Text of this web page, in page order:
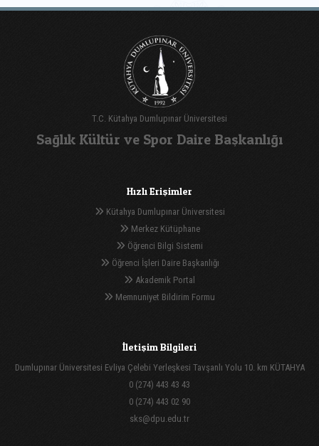
T.C. Kütahya Dumlupınar Üniversitesi
Sağlık Kültür ve Spor Daire Başkanlığı
Hızlı Erişimler
Kütahya Dumlupınar Üniversitesi
Merkez Kütüphane
Öğrenci Bilgi Sistemi
Öğrenci İşleri Daire Başkanlığı
Akademik Portal
Memnuniyet Bildirim Formu
İletişim Bilgileri
Dumlupınar Üniversitesi Evliya Çelebi Yerleşkesi Tavşanlı Yolu 10. km KÜTAHYA
0 (274) 443 43 43
0 (274) 443 02 90
sks@dpu.edu.tr